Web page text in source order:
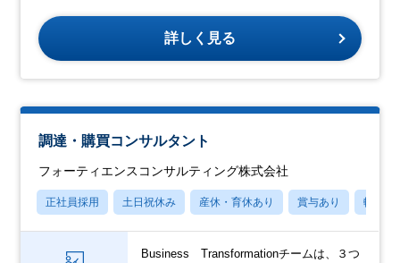
詳しく見る
調達・購買コンサルタント
フォーティエンスコンサルティング株式会社
正社員採用 土日祝休み 産休・育休あり 賞与あり 転勤な
Business Transformationチームは、３つ